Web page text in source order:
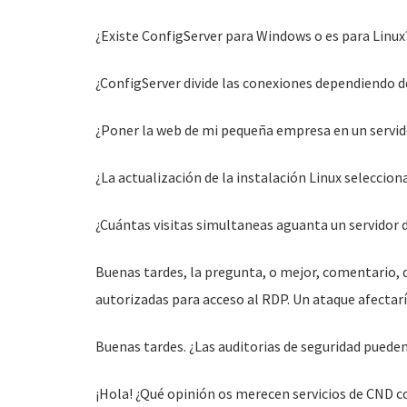
¿Existe ConfigServer para Windows o es para
¿ConfigServer divide las conexiones dependiendo
¿Poner la web de mi pequeña empresa en un
¿La actualización de la instalación Linux
¿Cuántas visitas simultaneas aguanta un servidor
Buenas tardes, la pregunta, o mejor, comentario,
autorizadas para acceso al RDP. Un ataque
Buenas tardes. ¿Las auditorias de seguridad
¡Hola! ¿Qué opinión os merecen servicios de